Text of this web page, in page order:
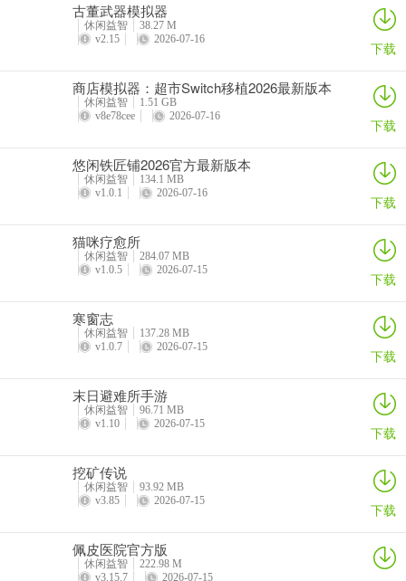
1、基础经营：
玩家扮演一位回归自然的都市人，在山清水秀的乡野间从头开始。包
农产品出售换取资金，开启下一轮生产循环。
2、多元拓展：
在基础种植之外，可以建设牧场饲养家禽动物，并建造如加工设施等
通过浏览田园休闲时光图片，可以提前了解这些丰富的游戏内容。
3、任务与成长：
游戏内设有持续更新的订单任务，引导玩家体验完整内容。完成任务
是获得奖励、解锁新区域和新功能的关键。整个游戏过程描绘了从普
通农夫成长为田园经营者的完整路径。
田园休闲时光2026官方最新版本常见问题
古董武器模拟器
休闲益智
38.27 M
v2.15
2026-07-16 下载
商店模拟器：超市Switch移植2026最新版本
休闲益智
1.51 GB
v8e78cee
2026-07-16 下载
悠闲铁匠铺2026官方最新版本
休闲益智
134.1 MB
v1.0.1
2026-07-16 下载
猫咪疗愈所
休闲益智
284.07 MB
v1.0.5
2026-07-15 下载
寒窗志
休闲益智
137.28 MB
v1.0.7
2026-07-15 下载
末日避难所手游
休闲益智
96.71 MB
v1.10
2026-07-15 下载
挖矿传说
休闲益智
93.92 MB
v3.85
2026-07-15 下载
佩皮医院官方版
休闲益智
222.98 M
v3.15.7
2026-07-15